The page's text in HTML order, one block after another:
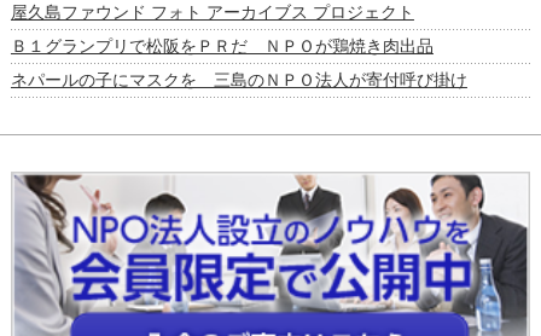
屋久島ファウンド フォト アーカイブス プロジェクト
Ｂ１グランプリで松阪をＰＲだ ＮＰＯが鶏焼き肉出品
ネパールの子にマスクを 三島のＮＰＯ法人が寄付呼び掛け